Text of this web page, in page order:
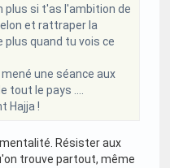
plus si t'as l'ambition de
et rattraper la
quand tu vois ce
une séance aux
tout le pays ....
Hajja !
Résister aux
trouve partout, même